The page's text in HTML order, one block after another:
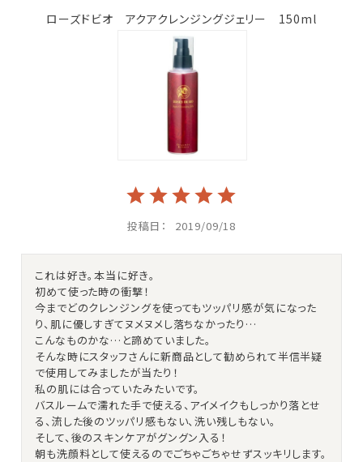
ローズドビオ アクアクレンジングジェリー 150ml
投稿日 2019/09/18
これは好き。本当に好き。
初めて使った時の衝撃！
今までどのクレンジングを使ってもツッパリ感が気になった
り、肌に優しすぎてヌメヌメし落ちなかったり…
こんなものかな…と諦めていました。
そんな時にスタッフさんに新商品として勧められて半信半疑
で使用してみましたが当たり！
私の肌には合っていたみたいです。
バスルームで濡れた手で使える、アイメイクもしっかり落とせ
る、流した後のツッパリ感もない、洗い残しもない。
そして、後のスキンケアがグングン入る！
朝も洗顔料として使えるのでごちゃごちゃせずスッキリします。